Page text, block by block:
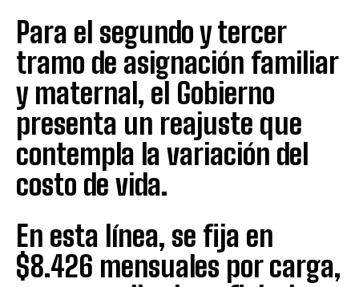
Para el segundo y tercer
tramo de asignación familiar
y maternal, el Gobierno
presenta un reajuste que
contempla la variación del
costo de vida.
En esta línea, se fija en
$8.426 mensuales por carga,